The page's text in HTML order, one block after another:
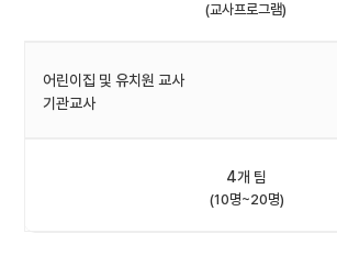
(교사프로그램)
어린이집 및 유치원 교사
기관교사
4개 팀
(10명~20명)